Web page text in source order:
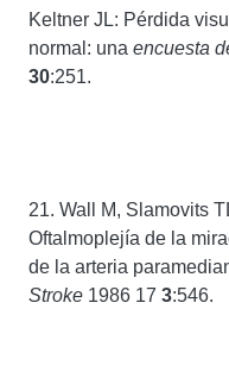
Keltner JL: Pérdida
normal: una encuesta
30:251.
21. Wall M, Slamovits
Oftalmoplejía de la
de la arteria
Stroke 1986 17 3:546.